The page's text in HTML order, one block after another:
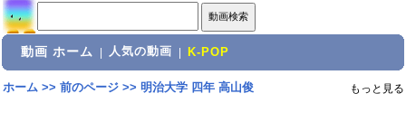
動画 ホーム 人気の動画 K-POP
ホーム>> 前のページ>> 明治大学 四年 高山俊 もっと見る